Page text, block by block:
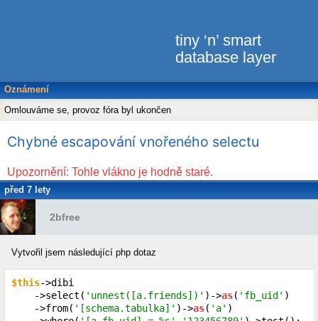
tiny ‘n’ smart
database layer
Oznámení
Omlouváme se, provoz fóra byl ukončen
Chybné escapování vnořeného selectu
Upozornění: Tohle vlákno je hodně staré.
před 7 lety
2bfree
Vytvořil jsem následující php dotaz
$this->dibi
    ->select(
'unnest([a.friends])' )->as( 'fb_uid' )
    ->from(
'[schema.tabulka]' )->as( 'a' )